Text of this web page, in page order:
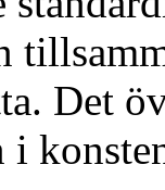
Det